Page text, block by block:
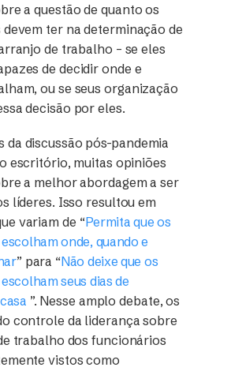
a questão de quanto os
ter na determinação de
de trabalho – se eles
de decidir onde e
ou se seus organização
decisão por eles.
da discussão pós-pandemia
escritório, muitas opiniões
a melhor abordagem a ser
líderes. Isso resultou em
variam de “Permita que os
onde, quando e
” para “Não deixe que os
seus dias de
”. Nesse amplo debate, os
controle da liderança sobre
trabalho dos funcionários
vistos como